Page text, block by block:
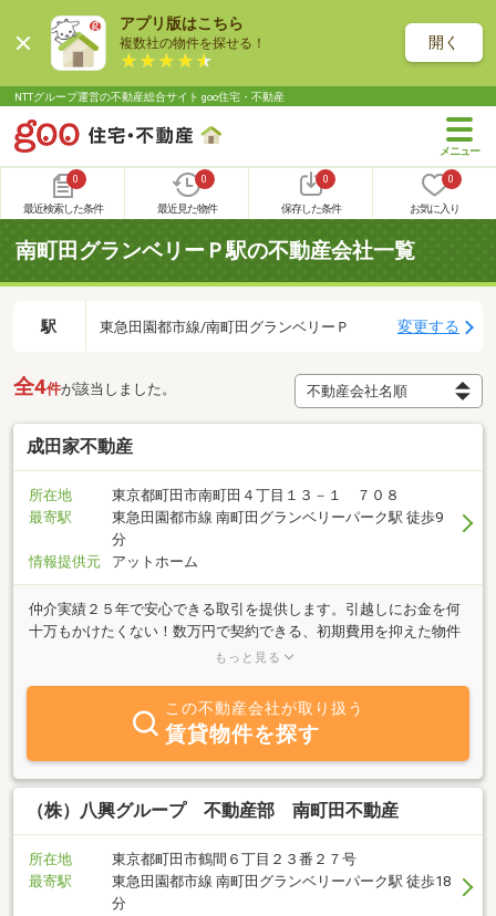
アプリ版はこちら
複数社の物件を探せる！ 開く
NTTグループ運営の不動産総合サイト goo住宅・不動産
0
最近検索した条件
0
最近見た物件
0
保存した条件
0
お気に入り
南町田グランベリーＰ駅の不動産会社一覧
駅 東急田園都市線/南町田グランベリーＰ 変更する
全4件が該当しました。
成田家不動産
所在地
東京都町田市南町田４丁目１３－１ ７０８
最寄駅
東急田園都市線 南町田グランベリーパーク駅 徒歩9
分
情報提供元
アットホーム
仲介実績２５年で安心できる取引を提供します。引越しにお金を何
十万もかけたくない！数万円で契約できる、初期費用を抑えた物件
のご提案をさせて頂きます。もちろん、普通の物件もご紹介できま
だきます！お気軽にご相談ください。
もっと見る
この不動産会社が取り扱う
賃貸物件を探す
（株）八興グループ 不動産部 南町田不動産
所在地
東京都町田市鶴間６丁目２３番２７号
最寄駅
東急田園都市線 南町田グランベリーパーク駅 徒歩18
分